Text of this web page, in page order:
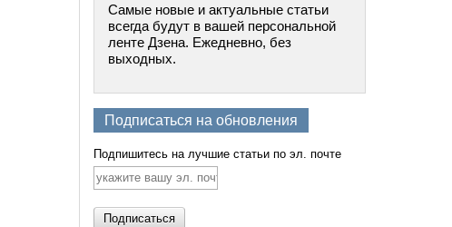
Самые новые и актуальные статьи
всегда будут в вашей персональной
ленте Дзена. Ежедневно, без
выходных.
Подписаться на обновления
Подпишитесь на лучшие статьи по эл. почте